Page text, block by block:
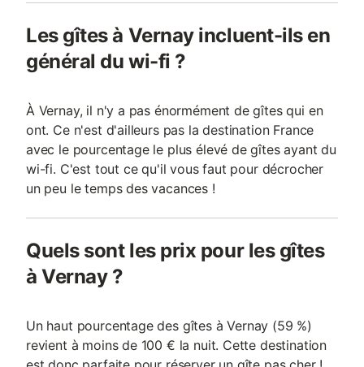
Les gîtes à Vernay incluent-ils en
général du wi-fi ?
À Vernay, il n'y a pas énormément de gîtes qui en
ont. Ce n'est d'ailleurs pas la destination France
avec le pourcentage le plus élevé de gîtes ayant du
wi-fi. C'est tout ce qu'il vous faut pour décrocher
un peu le temps des vacances !
Quels sont les prix pour les gîtes
à Vernay ?
Un haut pourcentage des gîtes à Vernay (59 %)
revient à moins de 100 € la nuit. Cette destination